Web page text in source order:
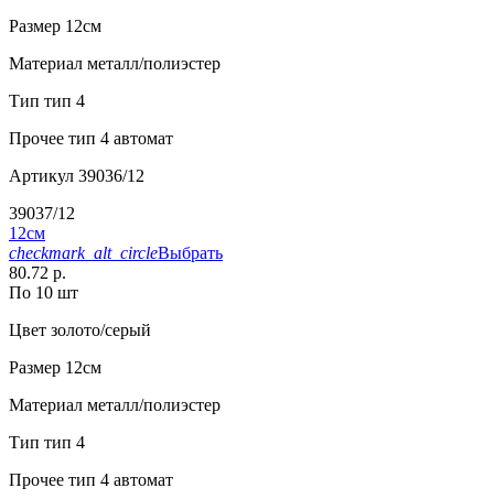
Размер 12см
Материал металл/полиэстер
Тип тип 4
Прочее тип 4 автомат
Артикул 39036/12
39037/12
12см
checkmark_alt_circleВыбрать
80.72 р.
По 10 шт
Цвет золото/серый
Размер 12см
Материал металл/полиэстер
Тип тип 4
Прочее тип 4 автомат